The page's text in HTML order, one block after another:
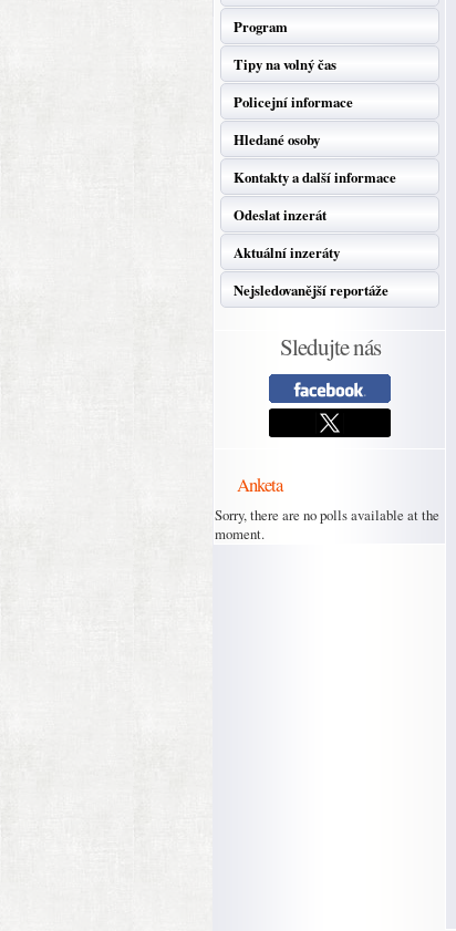
Program
Tipy na volný čas
Policejní informace
Hledané osoby
Kontakty a další informace
Odeslat inzerát
Aktuální inzeráty
Nejsledovanější reportáže
Sledujte nás
Anketa
Sorry, there are no polls available at the
moment.